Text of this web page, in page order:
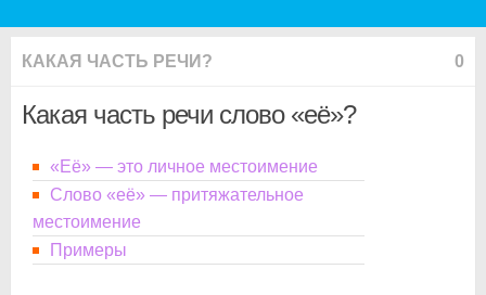
КАКАЯ ЧАСТЬ РЕЧИ? 0
Какая часть речи слово «её»?
«Её» — это личное местоимение
Слово «её» — притяжательное
местоимение
Примеры